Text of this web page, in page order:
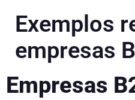
Exemplos
empresas
Empresas